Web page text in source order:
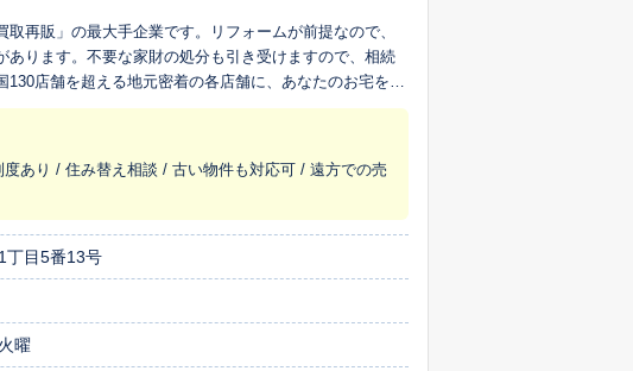
再販」の最大手企業です。リフォームが前提なので、
ります。不要な家財の処分も引き受けますので、相続
店舗を超える地元密着の各店舗に、あなたのお宅を生
あり / 住み替え相談 / 古い物件も対応可 / 遠方での売
丁目5番13号
曜